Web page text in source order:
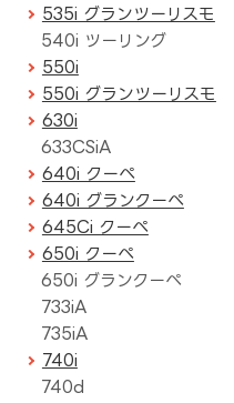
535i グランツーリスモ
540i ツーリング
550i
550i グランツーリスモ
630i
633CSiA
640i クーペ
640i グランクーペ
645Ci クーペ
650i クーペ
650i グランクーペ
733iA
735iA
740i
740d